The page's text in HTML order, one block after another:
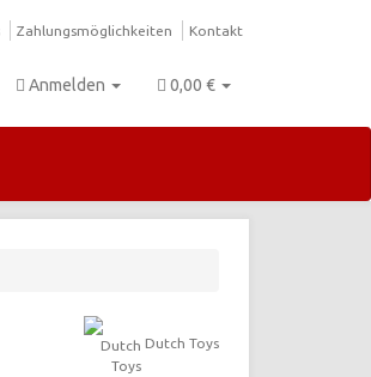
Zahlungsmöglichkeiten Kontakt
Anmelden 0,00 €
Dutch Toys